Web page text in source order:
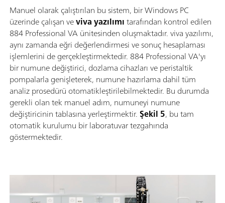
Manuel olarak çalıştırılan bu sistem, bir Windows PC
üzerinde çalışan veviva yazılımıtarafından kontrol edilen
884 Professional VA ünitesinden oluşmaktadır. viva yazılımı,
aynı zamanda eğri değerlendirmesi ve sonuç hesaplaması
işlemlerini de gerçekleştirmektedir. 884 Professional VA'yı
bir numune değiştirici, dozlama cihazları ve peristaltik
pompalarla genişleterek, numune hazırlama dahil tüm
analiz prosedürü otomatikleştirilebilmektedir. Bu durumda
gerekli olan tek manuel adım, numuneyi numune
değiştiricinin tablasına yerleştirmektir.Şekil 5, bu tam
otomatik kurulumu bir laboratuvar tezgahında
göstermektedir.